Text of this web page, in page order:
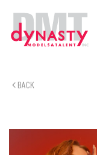
BACK